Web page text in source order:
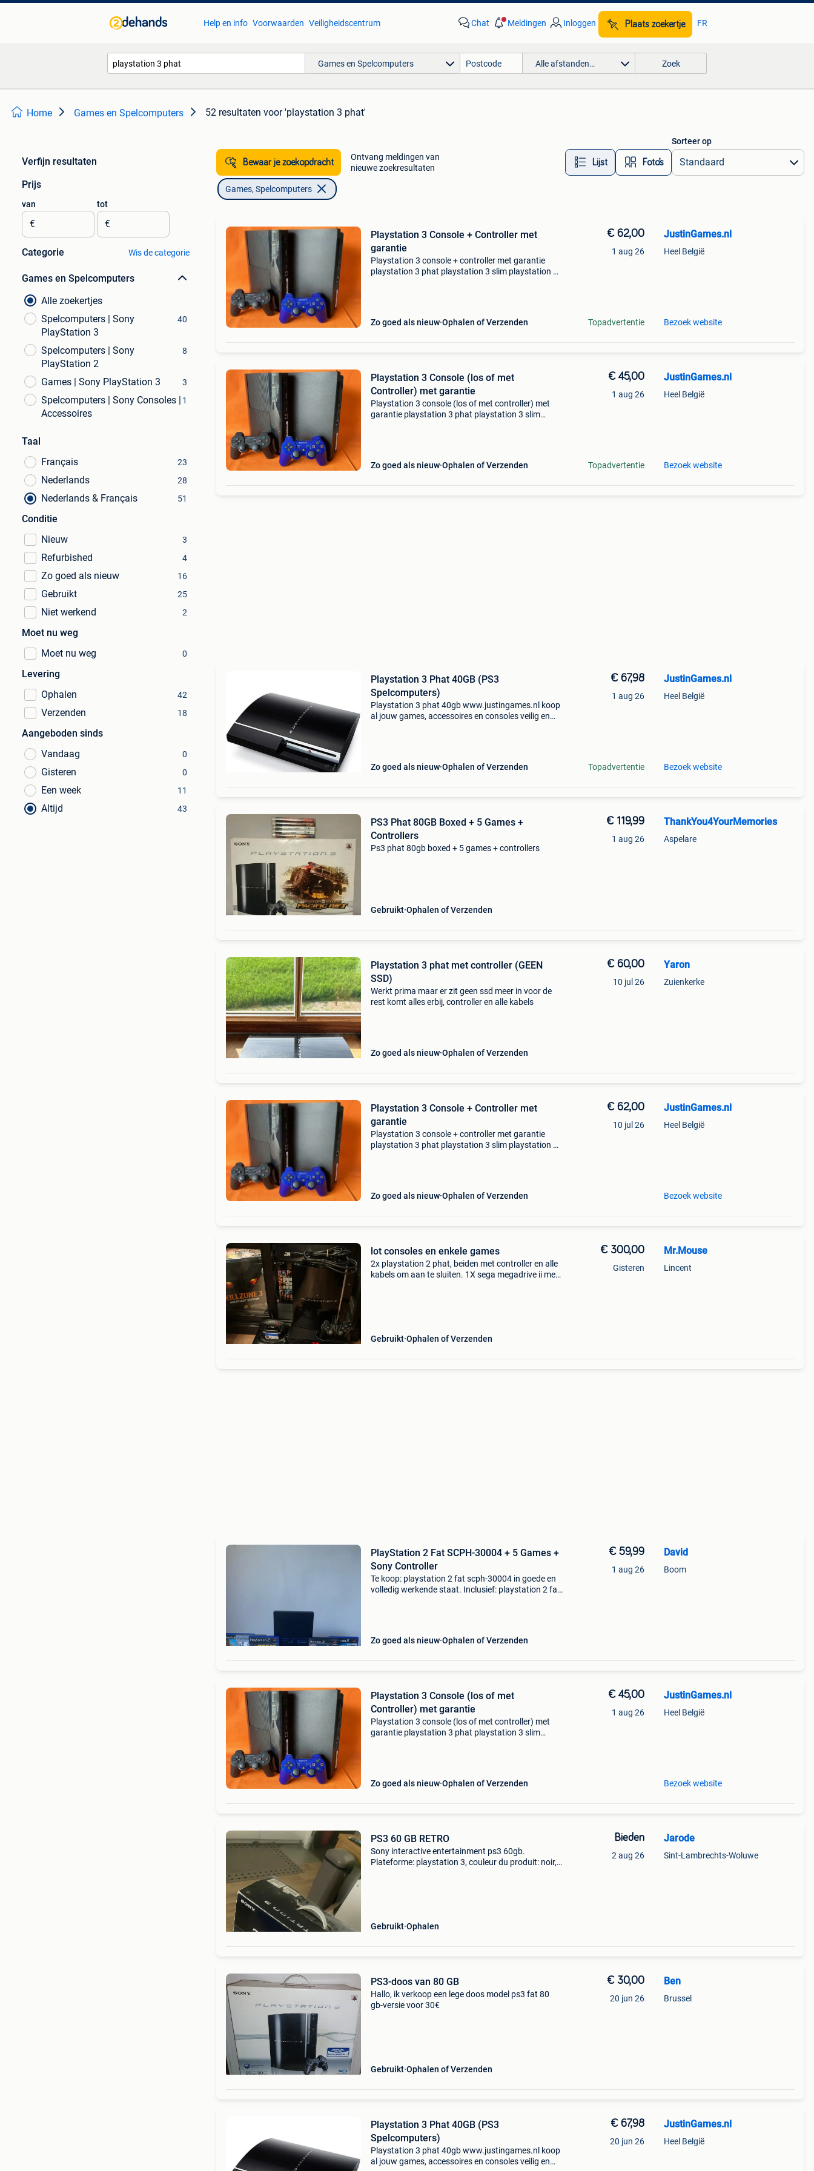
Help en info Voorwaarden Veiligheidscentrum Chat Meldingen Inloggen Plaats zoekertje FR
Games en Spelcomputers Alle afstanden… Zoek
Home Games en Spelcomputers 52 resultaten voor 'playstation 3 phat'
Verfijn resultaten
Prijs
van
€
tot
€
Categorie Wis de categorie
Games en Spelcomputers
Alle zoekertjes
Spelcomputers | Sony
PlayStation 3
40
Spelcomputers | Sony
PlayStation 2
8
Games | Sony PlayStation 3 3
Spelcomputers | Sony Consoles |
Accessoires
1
Taal
Français
23
Nederlands 28
Nederlands & Français 51
Conditie
Nieuw
3
Refurbished 4
Zo goed als nieuw 16
Gebruikt 25
Niet werkend 2
Moet nu weg
Moet nu weg
0
Levering
Ophalen
42
Verzenden 18
Aangeboden sinds
Vandaag
0
Gisteren 0
Een week 11
Altijd 43
Bewaar je zoekopdracht
Ontvang meldingen van
nieuwe zoekresultaten
Lijst Foto’s
Sorteer op
Games, Spelcomputers
Playstation 3 Console + Controller met
garantie
Playstation 3 console + controller met garantie
playstation 3 phat playstation 3 slim playstation 3
Zo goed als nieuw Ophalen of Verzenden
€ 62,00
1 aug 26
Topadvertentie
JustinGames.nl
Heel België
Bezoek website
Playstation 3 Console (los of met
Controller) met garantie
Playstation 3 console (los of met controller) met
garantie playstation 3 phat playstation 3 slim
Zo goed als nieuw Ophalen of Verzenden
€ 45,00
1 aug 26
Topadvertentie
JustinGames.nl
Heel België
Bezoek website
Playstation 3 Phat 40GB (PS3
Spelcomputers)
Playstation 3 phat 40gb www.justingames.nl koop
al jouw games, accessoires en consoles veilig en
Zo goed als nieuw Ophalen of Verzenden
€ 67,98
1 aug 26
Topadvertentie
JustinGames.nl
Heel België
Bezoek website
PS3 Phat 80GB Boxed + 5 Games +
Controllers
Ps3 phat 80gb boxed + 5 games + controllers
Gebruikt Ophalen of Verzenden
€ 119,99
1 aug 26
ThankYou4YourMemories
Aspelare
Playstation 3 phat met controller (GEEN
SSD)
Werkt prima maar er zit geen ssd meer in voor de
rest komt alles erbij, controller en alle kabels
Zo goed als nieuw Ophalen of Verzenden
€ 60,00
10 jul 26
Yaron
Zuienkerke
Playstation 3 Console + Controller met
garantie
Playstation 3 console + controller met garantie
playstation 3 phat playstation 3 slim playstation 3
Zo goed als nieuw Ophalen of Verzenden
€ 62,00
10 jul 26
JustinGames.nl
Heel België
Bezoek website
lot consoles en enkele games
2x playstation 2 phat, beiden met controller en alle
kabels om aan te sluiten. 1X sega megadrive ii met
Gebruikt Ophalen of Verzenden
€ 300,00
Gisteren
Mr.Mouse
Lincent
PlayStation 2 Fat SCPH-30004 + 5 Games +
Sony Controller
Te koop: playstation 2 fat scph-30004 in goede en
volledig werkende staat. Inclusief: playstation 2 fat
Zo goed als nieuw Ophalen of Verzenden
€ 59,99
1 aug 26
David
Boom
Playstation 3 Console (los of met
Controller) met garantie
Playstation 3 console (los of met controller) met
garantie playstation 3 phat playstation 3 slim
Zo goed als nieuw Ophalen of Verzenden
€ 45,00
1 aug 26
JustinGames.nl
Heel België
Bezoek website
PS3 60 GB RETRO
Sony interactive entertainment ps3 60gb.
Plateforme: playstation 3, couleur du produit: noir,
Gebruikt Ophalen
Bieden
2 aug 26
Jarode
Sint-Lambrechts-Woluwe
PS3-doos van 80 GB
Hallo, ik verkoop een lege doos model ps3 fat 80
gb-versie voor 30€
Gebruikt Ophalen of Verzenden
€ 30,00
20 jun 26
Ben
Brussel
Playstation 3 Phat 40GB (PS3
Spelcomputers)
Playstation 3 phat 40gb www.justingames.nl koop
al jouw games, accessoires en consoles veilig en
€ 67,98
20 jun 26
JustinGames.nl
Heel België